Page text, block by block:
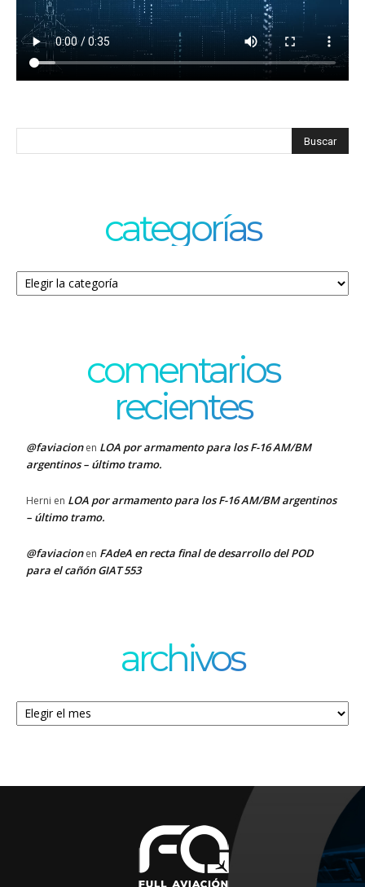
categorías
Categorías
comentarios
recientes
@faviacionen LOA por armamento para los F-16 AM/BM
argentinos – último tramo.
Herni en LOA por armamento para los F-16 AM/BM argentinos
– último tramo.
@faviacionen FAdeA en recta final de desarrollo del POD
para el cañón GIAT 553
archivos
Archivos